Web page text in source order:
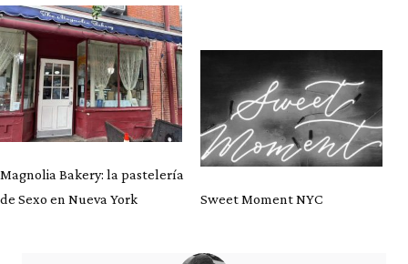
Magnolia Bakery: la pastelería
de Sexo en Nueva York
Sweet Moment NYC